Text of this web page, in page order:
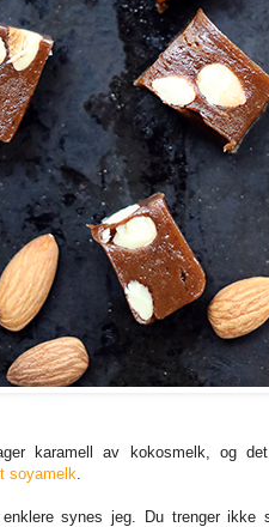
karamell av kokosmelk, og
soyamelk
synes jeg. Du trenger ikke